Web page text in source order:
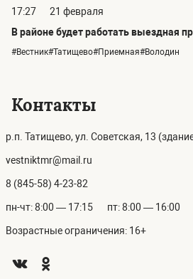
17:27
21 февраля
В районе будет работать выездная
#Вестник#Татищево#Приемная#Володин
Контакты
р.п. Татищево, ул. Советская, 13
vestniktmr@mail.ru
8 (845-58) 4-23-82
пн-чт: 8:00 — 17:15 пт: 8:00 — 16:00
Возрастные ограничения: 16+